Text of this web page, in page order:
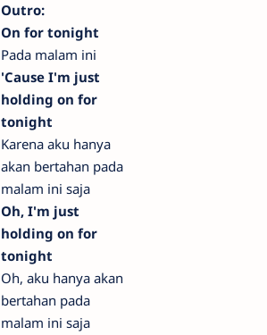
Outro:
On for tonight
Pada malam ini
'Cause I'm just
holding on for
tonight
Karena aku hanya
akan bertahan pada
malam ini saja
Oh, I'm just
holding on for
tonight
Oh, aku hanya akan
bertahan pada
malam ini saja